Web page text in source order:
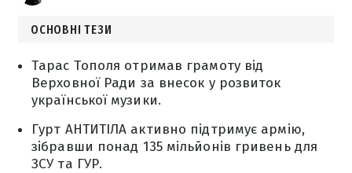
ОСНОВНІ ТЕЗИ
Тарас Тополя отримав грамоту від
Верховної Ради за внесок у розвиток
української музики.
Гурт АНТИТІЛА активно підтримує армію,
зібравши понад 135 мільйонів гривень для
ЗСУ та ГУР.